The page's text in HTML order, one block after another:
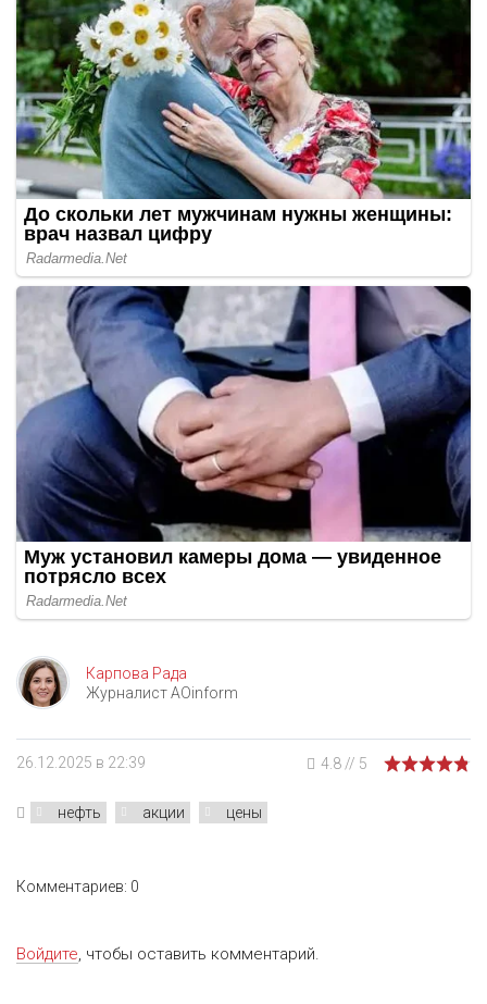
Карпова Рада
Журналист AOinform
26.12.2025 в 22:39 4.8 // 5
нефть акции цены
Комментариев: 0
Войдите, чтобы оставить комментарий.